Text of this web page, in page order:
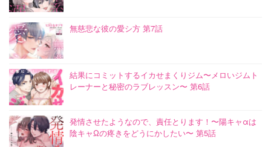
無慈悲な彼の愛シ方 第7話
結果にコミットするイカせまくりジム〜メロいジムト
レーナーと秘密のラブレッスン〜 第6話
発情させたようなので、責任とります！〜陽キャαは
陰キャΩの疼きをどうにかしたい〜 第5話